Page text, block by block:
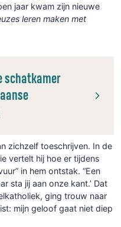
jaar kwam zijn nieuwe
leren maken met
schatkamer
zichzelf toeschrijven. In de
vertelt hij hoe er tijdens
in hem ontstak. “Een
sta jij aan onze kant.’ Dat
ging trouw naar
mijn geloof gaat niet diep